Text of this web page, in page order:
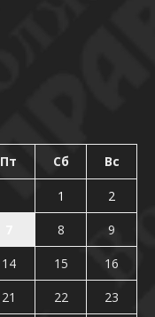
Пт Сб Вс
1
2
8
9
14 15
16
21 22
23